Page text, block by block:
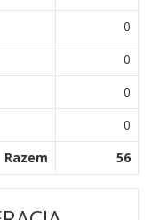
0
0
0
0
Razem
56